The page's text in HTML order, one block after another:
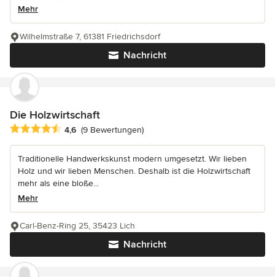
Mehr
Nachricht
Wilhelmstraße 7, 61381 Friedrichsdorf
Die Holzwirtschaft
Durchschnittliche Bewertung: 4.6 von 5 Sternen
4,6 (9 Bewertungen)
Traditionelle Handwerkskunst modern umgesetzt. Wir lieben
Holz und wir lieben Menschen. Deshalb ist die Holzwirtschaft
mehr als eine bloße...
Mehr
Nachricht
Carl-Benz-Ring 25, 35423 Lich